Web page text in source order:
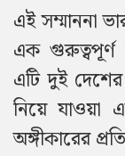
এই সম্মাননা
এক গুরুত্বপূর্ণ
এটি দুই
নিয়ে যাওয়া
অঙ্গীকারের